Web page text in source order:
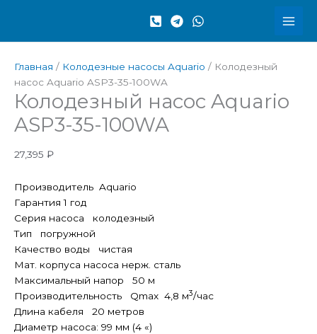
Главная / Колодезные насосы Aquario / Колодезный
насос Aquario ASP3-35-100WA
Колодезный насос Aquario
ASP3-35-100WA
27,395 ₽
Производитель Aquario
Гарантия 1 год
Серия насоса колодезный
Тип погружной
Качество воды чистая
Мат. корпуса насоса нерж. сталь
Максимальный напор 50 м
Производительность Qmax 4,8 м3/час
Длина кабеля 20 метров
Диаметр насоса: 99 мм (4 «)
Aquario
ASP3-
35-
100WA